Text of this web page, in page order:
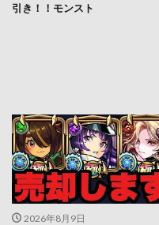
引き！！モンスト
2026年8月9日